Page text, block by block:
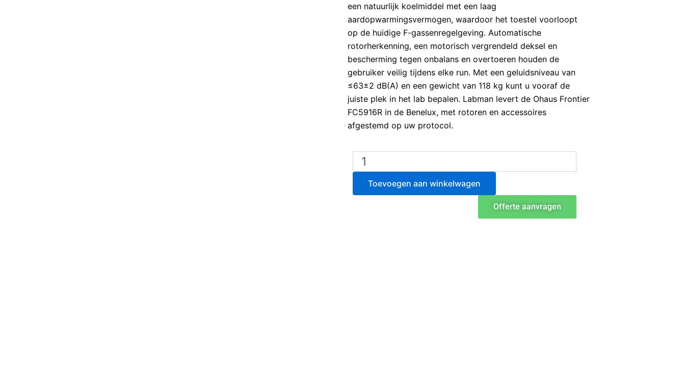
een natuurlijk koelmiddel met een laag
aardopwarmingsvermogen, waardoor het toestel voorloopt
op de huidige F-gassenregelgeving. Automatische
rotorherkenning, een motorisch vergrendeld deksel en
bescherming tegen onbalans en overtoeren houden de
gebruiker veilig tijdens elke run. Met een geluidsniveau van
≤63±2 dB(A) en een gewicht van 118 kg kunt u vooraf de
juiste plek in het lab bepalen. Labman levert de Ohaus Frontier
FC5916R in de Benelux, met rotoren en accessoires
afgestemd op uw protocol.
Ohaus
Frontier
FC5916R
Multifunctionele
gekoelde
Toevoegen aan winkelwagen
Offerte aanvragen